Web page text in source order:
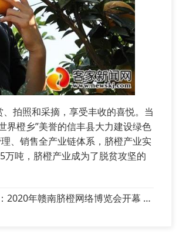
拍照和采摘，享受丰收的喜悦。当
界橙乡”美誉的信丰县大力建设绿色
、销售全产业链体系， 脐橙产业实
吨， 脐橙产业成为了脱贫攻坚的
年赣南脐橙网络博览会开幕 李炳军宣布开幕